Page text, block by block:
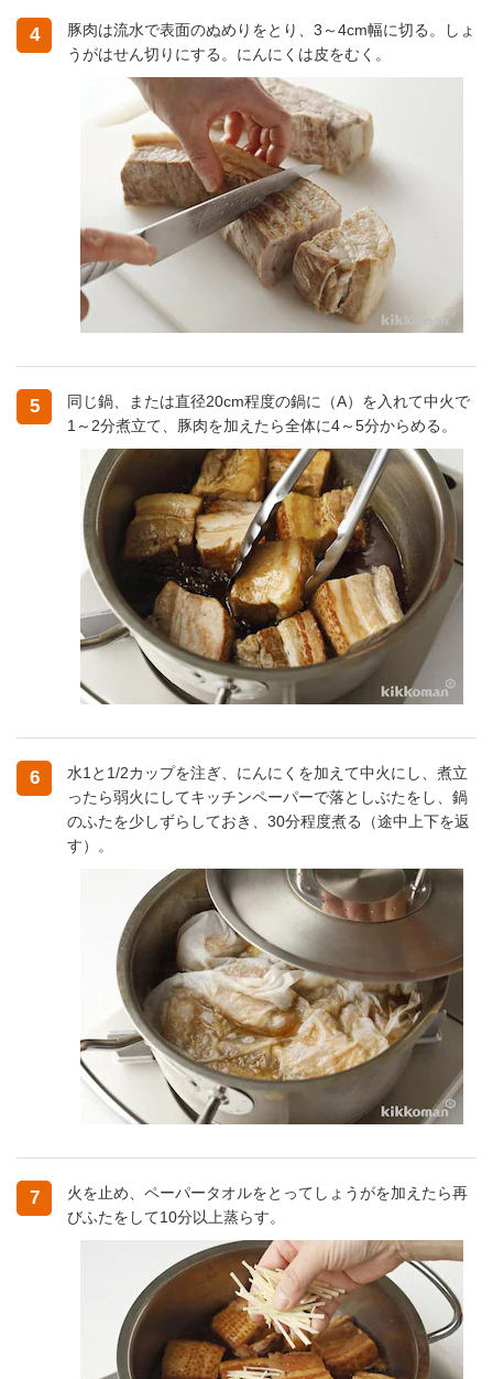
4
豚肉は流水で表面のぬめりをとり、3～4cm幅に切る。しょ
うがはせん切りにする。にんにくは皮をむく。
5
同じ鍋、または直径20cm程度の鍋に（A）を入れて中火で
1～2分煮立て、豚肉を加えたら全体に4～5分からめる。
6
水1と1/2カップを注ぎ、にんにくを加えて中火にし、煮立
ったら弱火にしてキッチンペーパーで落としぶたをし、鍋
のふたを少しずらしておき、30分程度煮る（途中上下を返
す）。
7
火を止め、ペーパータオルをとってしょうがを加えたら再
びふたをして10分以上蒸らす。